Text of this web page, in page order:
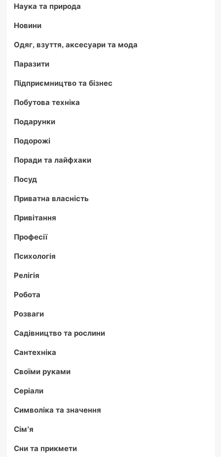
Наука та природа
Новини
Одяг, взуття, аксесуари та мода
Паразити
Підприємництво та бізнес
Побутова техніка
Подарунки
Подорожі
Поради та лайфхаки
Посуд
Приватна власність
Привітання
Професії
Психологія
Релігія
Робота
Розваги
Садівництво та рослини
Сантехніка
Своїми руками
Серіали
Символіка та значення
Сім'я
Сни та прикмети